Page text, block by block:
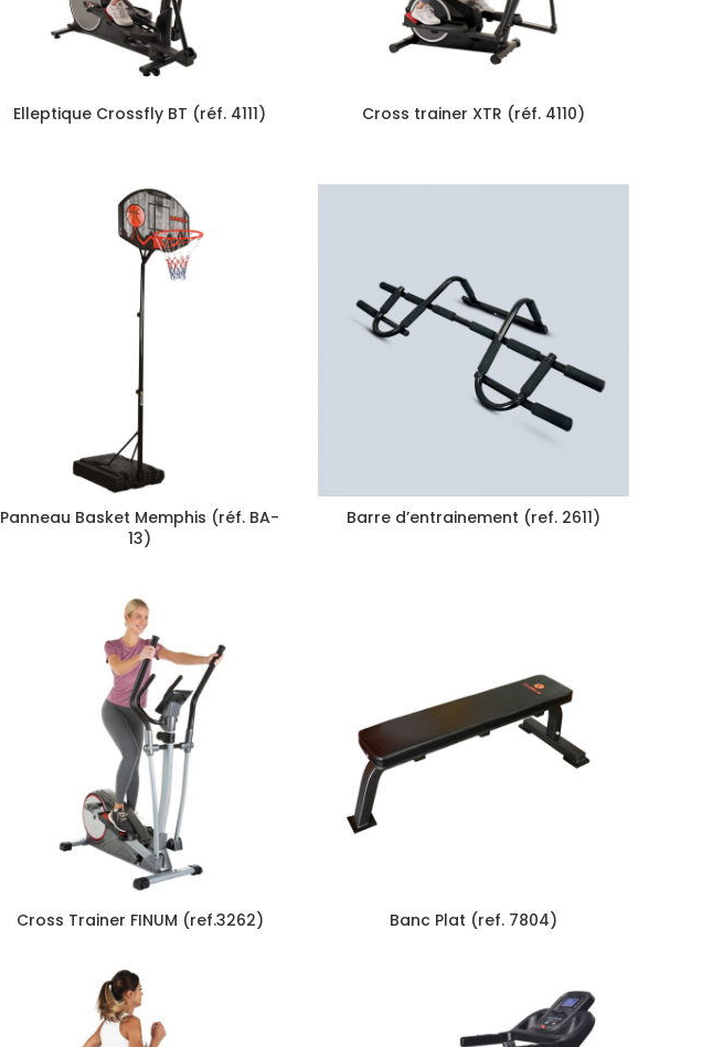
Elleptique Crossfly BT (réf. 4111) Cross trainer XTR (réf. 4110)
Panneau Basket Memphis (réf. BA-
13)
Barre d’entrainement (ref. 2611)
Cross Trainer FINUM (ref.3262) Banc Plat (ref. 7804)